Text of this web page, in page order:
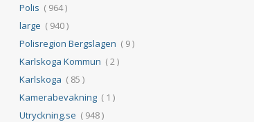
Polis ( 964 )
large ( 940 )
Polisregion Bergslagen ( 9 )
Karlskoga Kommun ( 2 )
Karlskoga ( 85 )
Kamerabevakning( 1 )
Utryckning.se ( 948 )